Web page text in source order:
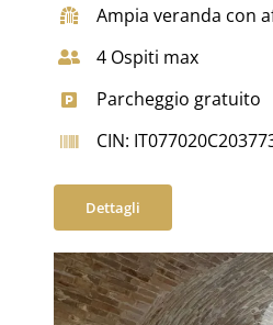
Ampia veranda con
4 Ospiti max
Parcheggio gratuito
CIN:
Dettagli